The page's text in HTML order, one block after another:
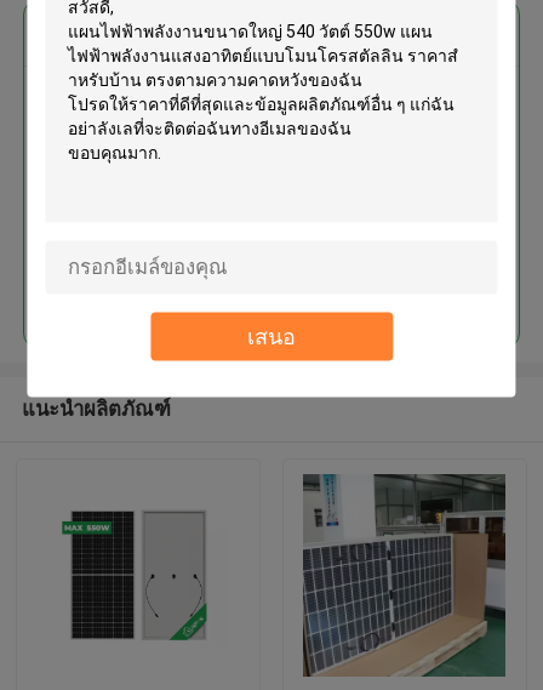
เสนอ
এর সেরা মূল্য পান
แผนไฟฟ้าพลังงานขนาดใหญ่ 540
วัตต์ 550w แผนไฟฟ้าพลังงานแสง
চালিয়ে
แนะนำผลิตภัณฑ์